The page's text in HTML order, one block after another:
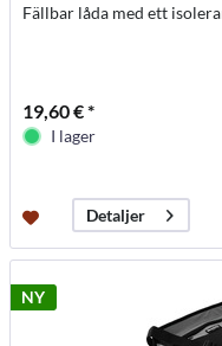
Fällbar låda med ett
19,60 € *
I lager
Detaljer
NY